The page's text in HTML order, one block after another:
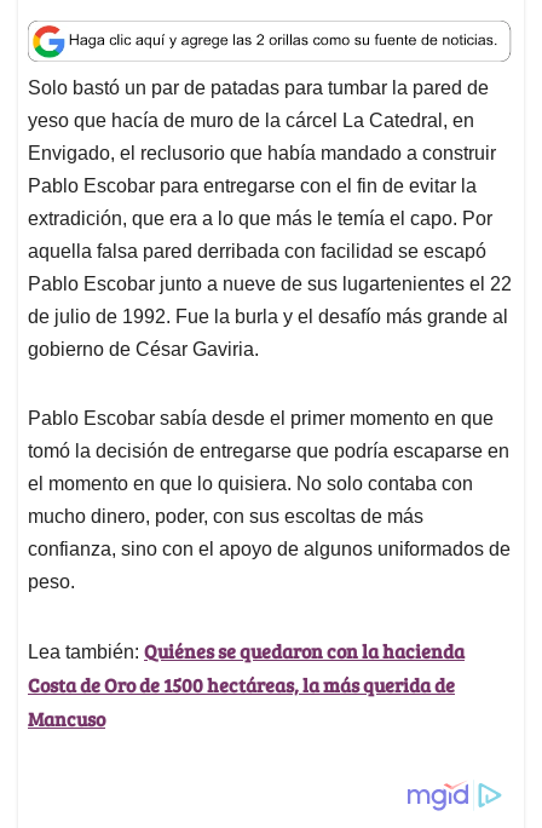
a
t
s
A
p
p
c
e
b
o
o
k
n
k
e
d
I
n
a
i
l
r
e
a
d
s
Solo bastó un par de patadas para tumbar la pared de
yeso que hacía de muro de la cárcel La Catedral, en
Envigado, el reclusorio que había mandado a construir
Pablo Escobar para entregarse con el fin de evitar la
extradición, que era a lo que más le temía el capo. Por
aquella falsa pared derribada con facilidad se escapó
Pablo Escobar junto a nueve de sus lugartenientes el 22
de julio de 1992. Fue la burla y el desafío más grande al
gobierno de César Gaviria.
Pablo Escobar sabía desde el primer momento en que
tomó la decisión de entregarse que podría escaparse en
el momento en que lo quisiera. No solo contaba con
mucho dinero, poder, con sus escoltas de más
confianza, sino con el apoyo de algunos uniformados de
peso.
Lea también: Quiénes se quedaron con la hacienda
Costa de Oro de 1500 hectáreas, la más querida de
Mancuso